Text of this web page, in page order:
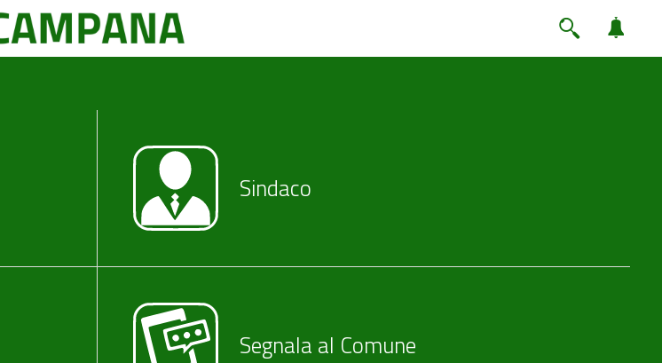
Sindaco
Segnala al Comune